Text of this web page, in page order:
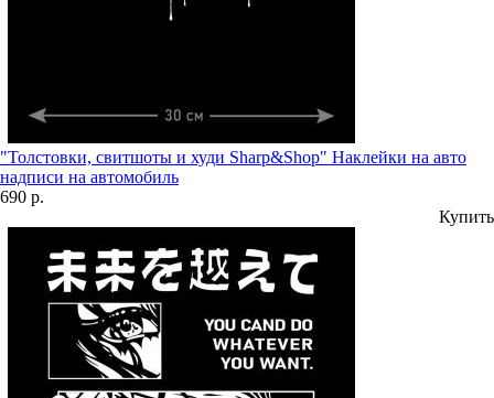
"Толстовки, свитшоты и худи Sharp&Shop" Наклейки на авто
надписи на автомобиль
690 р.
Купить